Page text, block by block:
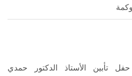
تأبين الأستاذ الدكتور حمدي